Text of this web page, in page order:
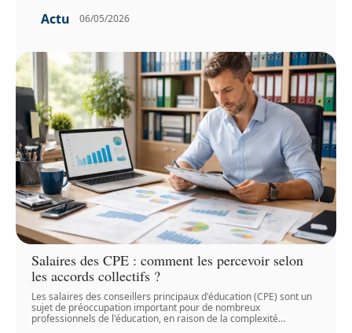
Actu 06/05/2026
Salaires des CPE : comment les percevoir selon
les accords collectifs ?
Les salaires des conseillers principaux d'éducation (CPE) sont un
sujet de préoccupation important pour de nombreux
professionnels de l'éducation, en raison de la complexité…